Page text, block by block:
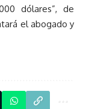
dólares”, de
el abogado y